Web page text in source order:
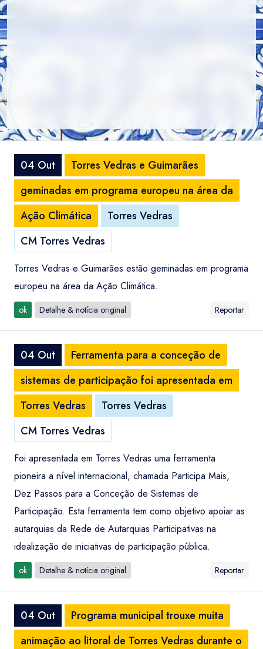
04 Out
Torres Vedras e Guimarães
geminadas em programa europeu na área da
Ação Climática
Torres Vedras
CM Torres Vedras
Torres Vedras e Guimarães estão geminadas em programa
europeu na área da Ação Climática.
ok Detalhe & notícia original Reportar
04 Out
Ferramenta para a conceção de
sistemas de participação foi apresentada em
Torres Vedras
Torres Vedras
CM Torres Vedras
Foi apresentada em Torres Vedras uma ferramenta
pioneira a nível internacional, chamada Participa Mais,
Dez Passos para a Conceção de Sistemas de
Participação. Esta ferramenta tem como objetivo apoiar as
autarquias da Rede de Autarquias Participativas na
idealização de iniciativas de participação pública.
ok Detalhe & notícia original Reportar
04 Out
Programa municipal trouxe muita
animação ao litoral de Torres Vedras durante o